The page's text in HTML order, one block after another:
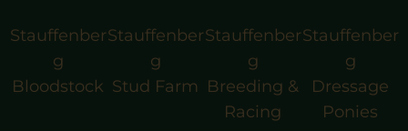
Stauffenber
g
Bloodstock
Stauffenber
g
Stud Farm
Stauffenber
g
Breeding &
Racing
Stauffenber
g
Dressage
Ponies